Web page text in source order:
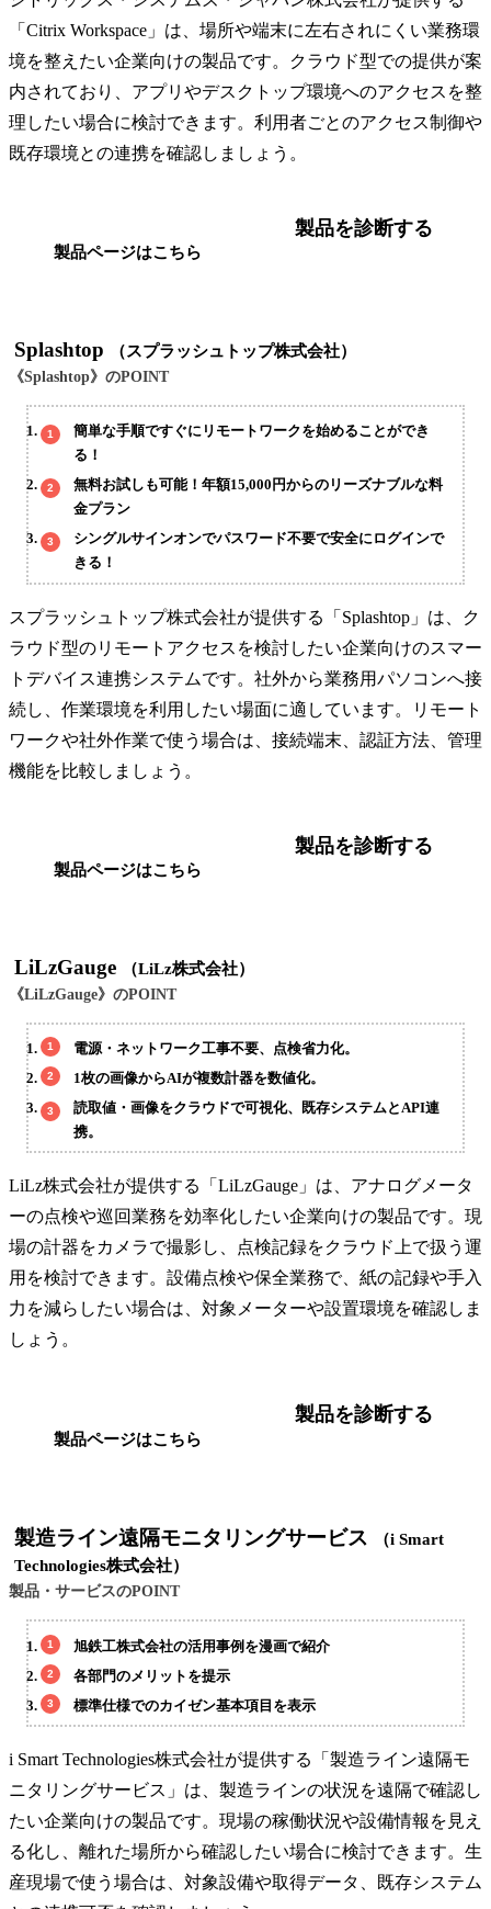
「Citrix Workspace」は、場所や端末に左右されにくい業務環
境を整えたい企業向けの製品です。クラウド型での提供が案
内されており、アプリやデスクトップ環境へのアクセスを整
理したい場合に検討できます。利用者ごとのアクセス制御や
既存環境との連携を確認しましょう。
製品ページはこちら
製品を診断する
Splashtop （スプラッシュトップ株式会社）
《Splashtop》のPOINT
簡単な手順ですぐにリモートワークを始めることができ
る！
無料お試しも可能！年額15,000円からのリーズナブルな料
金プラン
シングルサインオンでパスワード不要で安全にログインで
きる！
スプラッシュトップ株式会社が提供する「Splashtop」は、ク
ラウド型のリモートアクセスを検討したい企業向けのスマー
トデバイス連携システムです。社外から業務用パソコンへ接
続し、作業環境を利用したい場面に適しています。リモート
ワークや社外作業で使う場合は、接続端末、認証方法、管理
機能を比較しましょう。
製品ページはこちら
製品を診断する
LiLzGauge （LiLz株式会社）
《LiLzGauge》のPOINT
電源・ネットワーク工事不要、点検省力化。
1枚の画像からAIが複数計器を数値化。
読取値・画像をクラウドで可視化、既存システムとAPI連
携。
LiLz株式会社が提供する「LiLzGauge」は、アナログメータ
ーの点検や巡回業務を効率化したい企業向けの製品です。現
場の計器をカメラで撮影し、点検記録をクラウド上で扱う運
用を検討できます。設備点検や保全業務で、紙の記録や手入
力を減らしたい場合は、対象メーターや設置環境を確認しま
しょう。
製品ページはこちら
製品を診断する
製造ライン遠隔モニタリングサービス
（i Smart
Technologies株式会社）
製品・サービスのPOINT
旭鉄工株式会社の活用事例を漫画で紹介
各部門のメリットを提示
標準仕様でのカイゼン基本項目を表示
i Smart Technologies株式会社が提供する「製造ライン遠隔モ
ニタリングサービス」は、製造ラインの状況を遠隔で確認し
たい企業向けの製品です。現場の稼働状況や設備情報を見え
る化し、離れた場所から確認したい場合に検討できます。生
産現場で使う場合は、対象設備や取得データ、既存システム